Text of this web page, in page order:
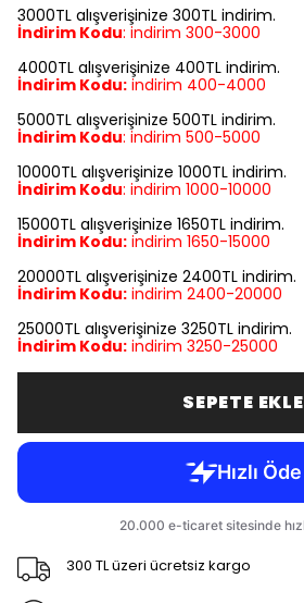
3000TL alışverişinize 300TL indirim.
İndirim Kodu: indirim 300-3000
4000TL alışverişinize 400TL indirim.
İndirim Kodu: indirim 400-4000
5000TL alışverişinize 500TL indirim.
İndirim Kodu: indirim 500-5000
10000TL alışverişinize 1000TL indirim.
İndirim Kodu: indirim 1000-10000
15000TL alışverişinize 1650TL indirim.
İndirim Kodu: indirim 1650-15000
20000TL alışverişinize 2400TL indirim.
İndirim Kodu: indirim 2400-20000
25000TL alışverişinize 3250TL indirim.
İndirim Kodu: indirim 3250-25000
SEPETE EKLE
300 TL üzeri ücretsiz kargo